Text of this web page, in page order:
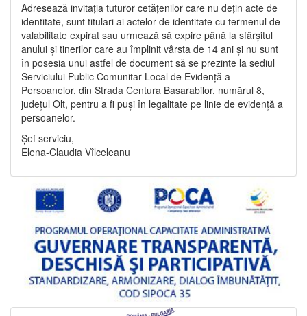
Adresează invitația tuturor cetățenilor care nu dețin acte de
identitate, sunt titulari ai actelor de identitate cu termenul de
valabilitate expirat sau urmează să expire până la sfârșitul
anului și tinerilor care au împlinit vârsta de 14 ani și nu sunt
în posesia unui astfel de document să se prezinte la sediul
Serviciului Public Comunitar Local de Evidență a
Persoanelor, din Strada Centura Basarabilor, numărul 8,
județul Olt, pentru a fi puși în legalitate pe linie de evidență a
persoanelor.
Șef serviciu,
Elena-Claudia Vîlceleanu